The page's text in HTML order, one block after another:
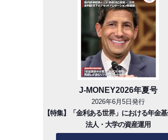
J-MONEY2026年夏号
2026年6月5日発行
【特集】「金利ある世界」における年金
法人・大学の資産運用